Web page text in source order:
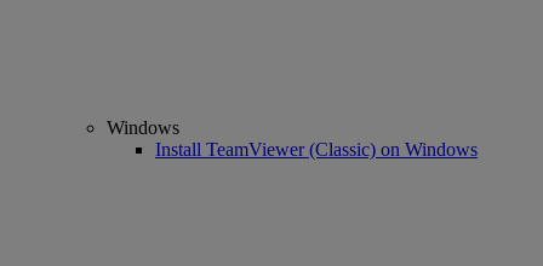
Windows
Install TeamViewer (Classic) on Windows